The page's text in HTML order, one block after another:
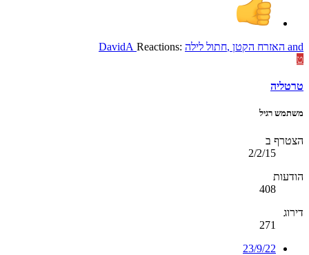
Reactions: חתול לילה, האזרח הקטן and
DavidA
ט
טרטליה
משתמש רגיל
הצטרף ב
2/2/15
הודעות
408
דירוג
271
23/9/22